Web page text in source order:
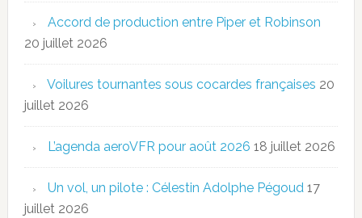
Accord de production entre Piper et Robinson
20 juillet 2026
Voilures tournantes sous cocardes françaises 20
juillet 2026
L’agenda aeroVFR pour août 2026 18 juillet 2026
Un vol, un pilote : Célestin Adolphe Pégoud 17
juillet 2026